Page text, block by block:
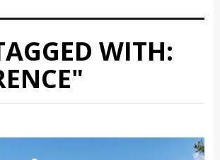
WITH: